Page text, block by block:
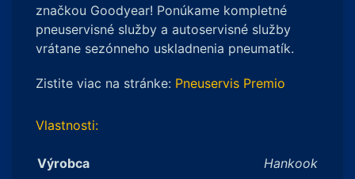
značkou Goodyear! Ponúkame kompletné
pneuservisné služby a autoservisné služby
vrátane sezónneho uskladnenia pneumatík.
Zistite viac na stránke: Pneuservis Premio
Vlastnosti:
Výrobca
Hankook